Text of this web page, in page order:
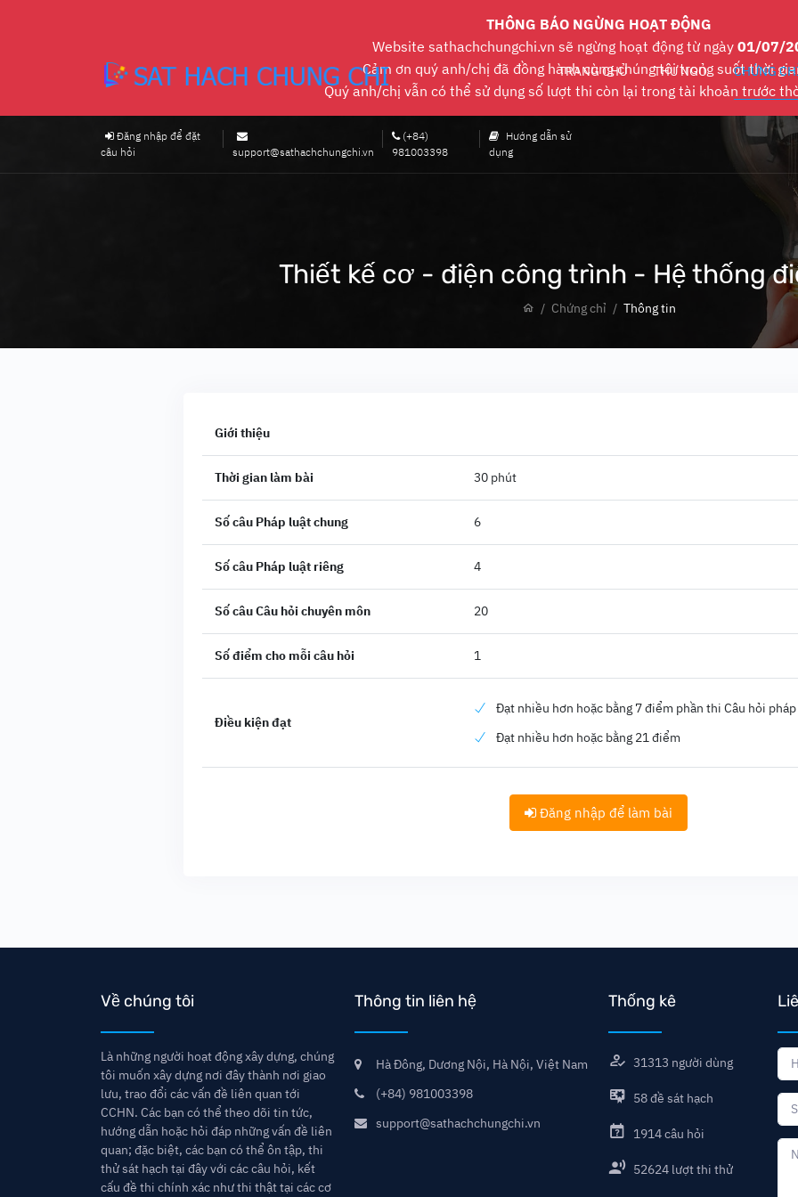
THÔNG BÁO NGỪNG HOẠT ĐỘNG
Website sathachchungchi.vn sẽ ngừng hoạt động từ ngày 01/07/
Cảm ơn quý anh/chị đã đồng hành cùng chúng tôi trong suốt thời
Quý anh/chị vẫn có thể sử dụng số lượt thi còn lại trong tài khoản trước
Đăng nhập để đặt
câu hỏi
support@sathachchungchi.vn
(+84)
981003398
Hướng dẫn sử
dụng
TRANG CHỦ THƯ NGỎ CHỨNG
Thiết kế cơ - điện công trình - Hệ thống
Chứng chỉ Thông tin
Giới thiệu
Thời gian làm bài 30 phút
Số câu Pháp luật chung 6
Số câu Pháp luật riêng 4
Số câu Câu hỏi chuyên môn 20
Số điểm cho mỗi câu hỏi 1
Điều kiện đạt
Đạt nhiều hơn hoặc bằng 7 điểm phần thi Câu hỏi
Đạt nhiều hơn hoặc bằng 21 điểm
Đăng nhập để làm bài
Về chúng tôi
Là những người hoạt động xây dựng, chúng
tôi muốn xây dựng nơi đây thành nơi giao
lưu, trao đổi các vấn đề liên quan tới
CCHN. Các bạn có thể theo dõi tin tức,
hướng dẫn hoặc hỏi đáp những vấn đề liên
quan; đặc biệt, các bạn có thể ôn tập, thi
thử sát hạch tại đây với các câu hỏi, kết
cấu đề thi chính xác như thi thật tại các cơ
Thông tin liên hệ
Hà Đông, Dương Nội, Hà Nội, Việt Nam
(+84) 981003398
support@sathachchungchi.vn
Thống kê
31313 người dùng
58đề sát hạch
1914câu hỏi
52624lượt thi thử